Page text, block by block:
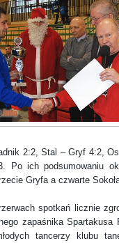
2:2, Stal – Gryf 4:2,
Po ich podsumowaniu
Gryfa a czwarte
spotkań licznie
zapaśnika Spartakusa
tancerzy klubu